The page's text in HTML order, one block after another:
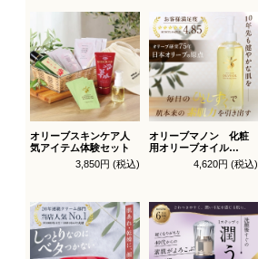
オリーブスキンケア人
気アイテム体験セット
3,850円 (税込)
オリーブマノン 化粧
用オリーブオイル
4,620円 (税込)